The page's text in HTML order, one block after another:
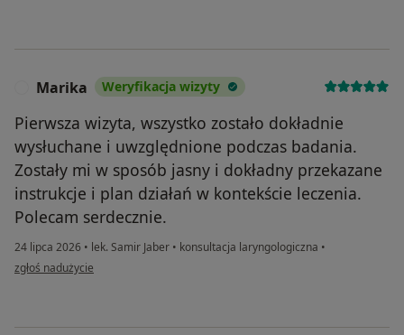
Marika Weryfikacja wizyty
Pierwsza wizyta, wszystko zostało dokładnie
wysłuchane i uwzględnione podczas badania.
Zostały mi w sposób jasny i dokładny przekazane
instrukcje i plan działań w kontekście leczenia.
Polecam serdecznie.
24 lipca 2026 • lek. Samir Jaber • konsultacja laryngologiczna •
w opinii użytkownika Marika
zgłoś nadużycie